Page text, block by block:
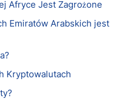
Afryce Jest Zagrożone
Emiratów Arabskich jest
Kryptowalutach